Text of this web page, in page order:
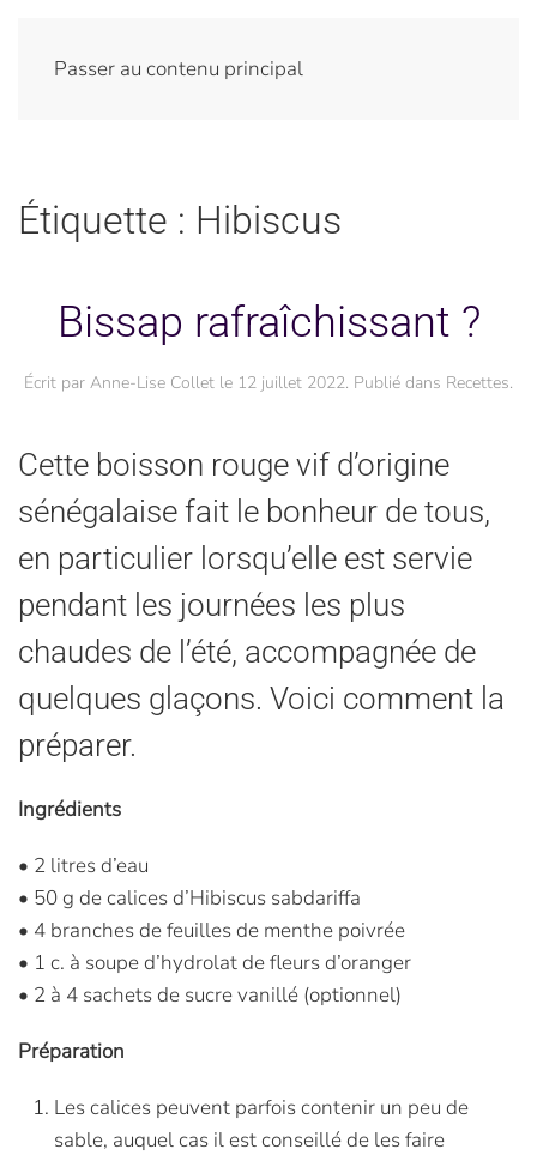
Passer au contenu principal
Étiquette : Hibiscus
Bissap rafraîchissant ?
Écrit par Anne-Lise Collet le 12 juillet 2022. Publié dans Recettes.
Cette boisson rouge vif d’origine
sénégalaise fait le bonheur de tous,
en particulier lorsqu’elle est servie
pendant les journées les plus
chaudes de l’été, accompagnée de
quelques glaçons. Voici comment la
préparer.
Ingrédients
• 2 litres d’eau
• 50 g de calices d’Hibiscus sabdariffa
• 4 branches de feuilles de menthe poivrée
• 1 c. à soupe d’hydrolat de fleurs d’oranger
• 2 à 4 sachets de sucre vanillé (optionnel)
Préparation
Les calices peuvent parfois contenir un peu de
sable, auquel cas il est conseillé de les faire